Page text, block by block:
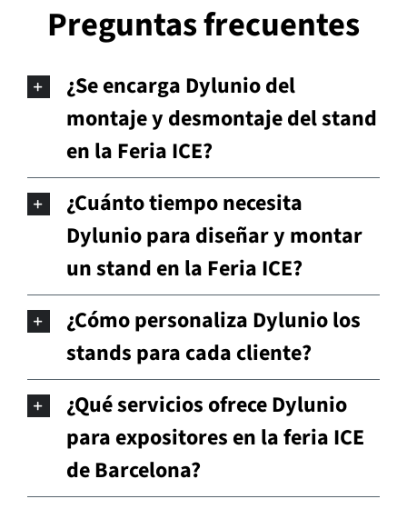
Preguntas frecuentes
¿Se encarga Dylunio del
montaje y desmontaje del stand
en la Feria ICE?
¿Cuánto tiempo necesita
Dylunio para diseñar y montar
un stand en la Feria ICE?
¿Cómo personaliza Dylunio los
stands para cada cliente?
¿Qué servicios ofrece Dylunio
para expositores en la feria ICE
de Barcelona?